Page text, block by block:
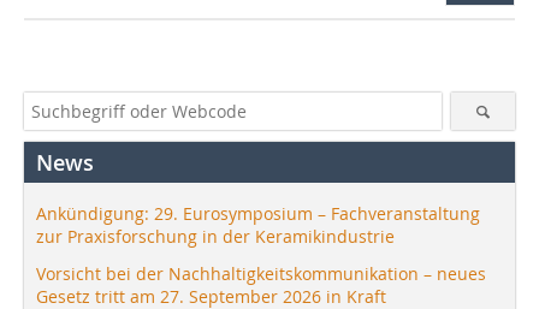
News
Ankündigung: 29. Eurosymposium – Fachveranstaltung
zur Praxisforschung in der Keramikindustrie
Vorsicht bei der Nachhaltigkeitskommunikation – neues
Gesetz tritt am 27. September 2026 in Kraft